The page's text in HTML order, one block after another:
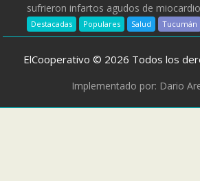
sufrieron infartos agudos de
Destacadas Populares Salud Tucumán
ElCooperativo © 2026 Todos los